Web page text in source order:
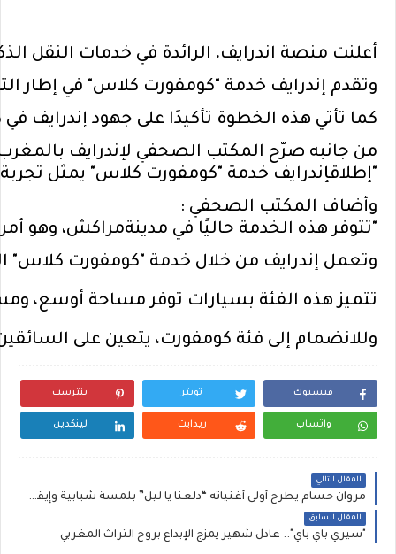
أعلنت منصة اندرايف، الرائدة في خدمات النقل
وتقدم إندرايف خدمة "كومفورت كلاس" في إطار
كما تأتي هذه الخطوة تأكيدا على جهود إندرايف في
من جانبه صرح المكتب الصحفي لإندرايف
"إطلاقإندرايف خدمة "كومفورت كلاس" يمثل تجربة
وأضاف المكتب الصحفي :
"تتوفر هذه الخدمة حاليا في مدينةمراكش، وهو أمر
وتعمل إندرايف من خلال خدمة "كومفورت كلاس"
تتميز هذه الفئة بسيارات توفر مساحة أوسع،
وللانضمام إلى فئة كومفورت، يتعين على
فيسبوك تويتر بنترست
واتساب ريدايت لينكدين
المقال التالي
مروان حسام يطرح أولى أغنياته “دلعنا يا ليل” بلمسة شبابية وإيقاع راقص
المقال السابق
"سيري باي باي".. عادل شهير يمزج الإبداع بروح التراث المغربي